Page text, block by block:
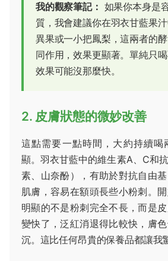
我的觀察筆記： 如果你本身是
質，我會建議你在羽衣甘藍果
異果或一小把鳳梨，這兩者的
同作用，效果更顯著。單純只喝
效果可能沒那麼快。
2. 皮膚狀態的微妙改善
這點需要一點時間，大約持續喝
顯。羽衣甘藍中的維生素A、C和
素、山奈酚），有助於對抗自由
肌膚，容易在額頭長些小粉刺。
明顯的不是粉刺完全不長，而是皮
變快了，泛紅消退得比較快，膚
沉。這比任何昂貴的保養品都讓我